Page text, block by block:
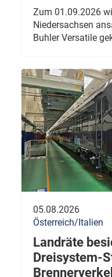
Zum 01.09.2026
Niedersachsen
Buhler Versatile
05.08.2026
Österreich/Italien
Landräte
Dreisystem-